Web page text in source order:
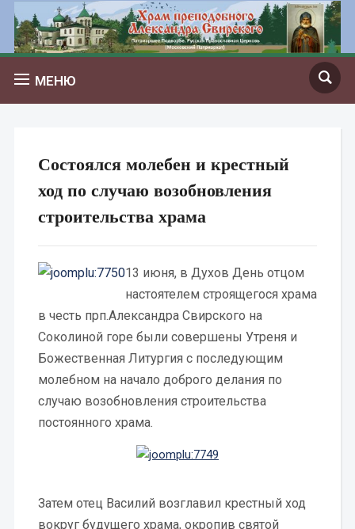
МЕНЮ
Состоялся молебен и крестный
ход по случаю возобновления
строительства храма
13 июня, в Духов День отцом
настоятелем строящегося храма
в честь прп.Александра Свирского на
Соколиной горе были совершены Утреня и
Божественная Литургия с последующим
молебном на начало доброго делания по
случаю возобновления строительства
постоянного храма.
Затем отец Василий возглавил крестный ход
вокруг будущего храма, окропив святой